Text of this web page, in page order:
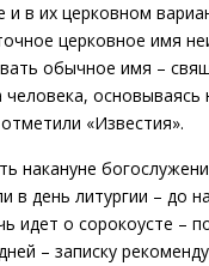
в их церковном
церковное имя
обычное имя –
человека, основываясь
«Известия».
накануне
в день литургии – до
идет о сорокоусте –
– записку